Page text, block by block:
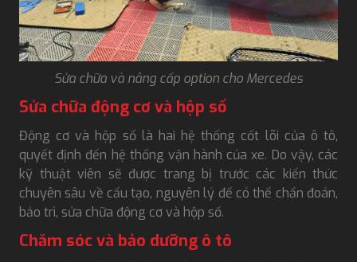
Sửa chữa và nâng cấp option cho Mercedes
Sửa chữa động cơ và hộp số
Động cơ và hộp số là hai hệ thống cốt lõi của ô tô,
quyết định đến hệ thống vận hành của xe. Do vậy, các
kỹ thuật viên sẽ được trang bị trước các kiến thức
chuyên sâu về cấu tạo, nguyên lý để có thể chẩn đoán,
bảo trì, sửa chữa động cơ và hộp số.
Chăm sóc và bảo dưỡng ô tô